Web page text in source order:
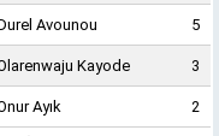
Avounou 5
Kayode 3
Ayık
2